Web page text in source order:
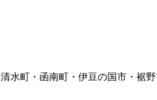
水町・函南町・伊豆の国市・裾